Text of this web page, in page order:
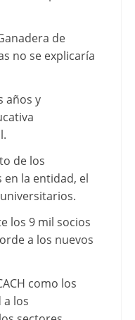
de
no se explicaría
años y
de los
la entidad, el
los 9 mil socios
a los nuevos
como los
los